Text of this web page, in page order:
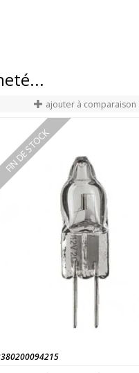
ajouter à comparaison
FIN DE STOCK